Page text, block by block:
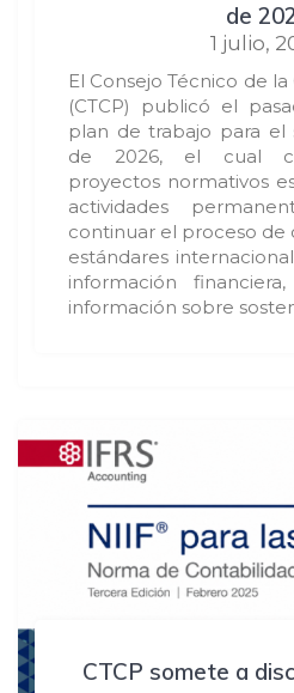
de
1 julio,
El Consejo Técnico de
(CTCP) publicó el
plan de trabajo para el
de 2026, el cual
proyectos normativos
actividades
continuar el proceso de
estándares
información
información sobre
CTCP somete a